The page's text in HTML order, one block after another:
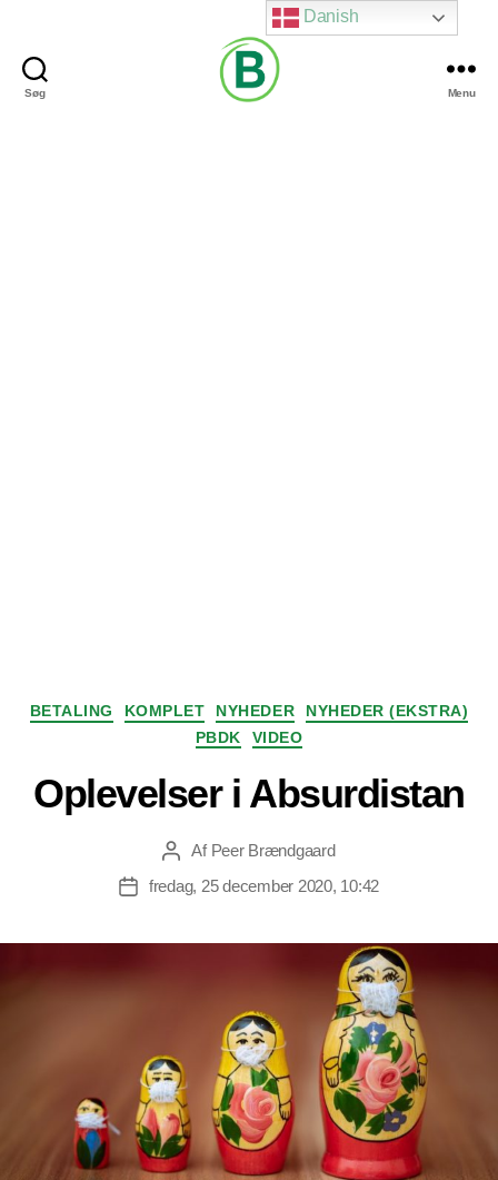
Søg Menu
Kategorier
BETALING KOMPLET NYHEDER
NYHEDER (EKSTRA)
PBDK
VIDEO
Oplevelser i Absurdistan
Indlægsforfatter
Af Peer Brændgaard
Indlægsdato
fredag, 25 december 2020, 10:42
Danish